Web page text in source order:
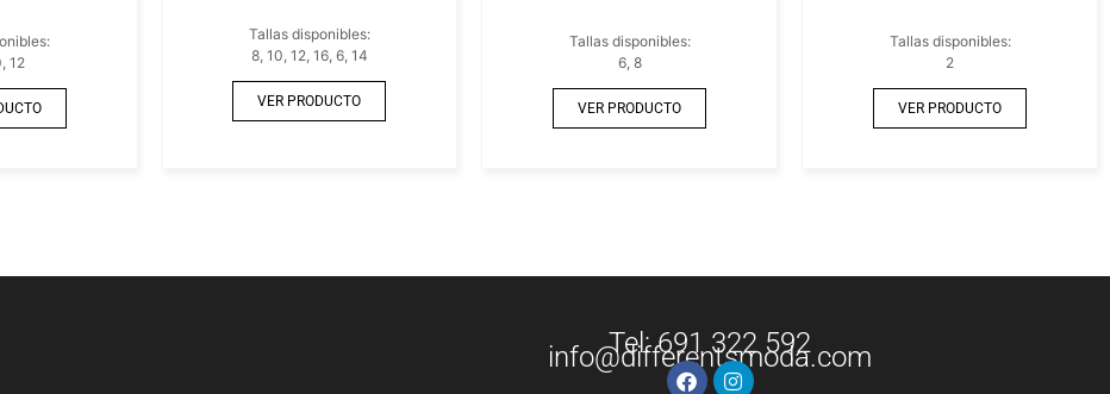
12
Tallas disponibles:
8, 10, 12, 16, 6, 14
VER PRODUCTO
Tallas disponibles:
6, 8
VER PRODUCTO
Tallas disponibles:
2
VER PRODUCTO
Tel: 691 322 592
info@differentsmoda.com